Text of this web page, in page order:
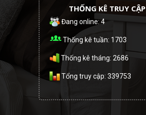
THỐNG KÊ TRUY CẬP
Đang online: 4
Thống kê tuần: 1703
Thống kê tháng: 2686
Tổng truy cập: 339753